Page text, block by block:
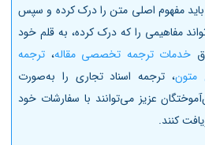
مفهوم اصلی متن را درک کرده و سپس
مفاهیمی را که درک کرده، به قلم خود
خدمات ترجمه تخصصی مقاله، ترجمه
متون، ترجمه اسناد تجاری را به‌صورت
عزیز می‌توانند با سفارشات خود
کنند.